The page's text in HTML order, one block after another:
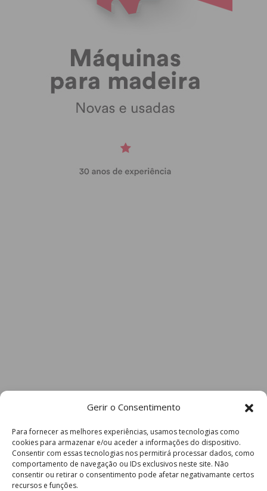
Gerir o Consentimento
Para fornecer as melhores experiências, usamos tecnologias como
cookies para armazenar e/ou aceder a informações do dispositivo.
Consentir com essas tecnologias nos permitirá processar dados, como
comportamento de navegação ou IDs exclusivos neste site. Não
consentir ou retirar o consentimento pode afetar negativamante certos
recursos e funções.